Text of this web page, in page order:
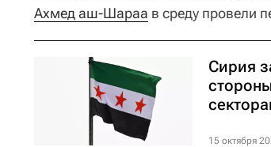
Ахмед аш-Шараа в среду провели
Сирия
15 октября